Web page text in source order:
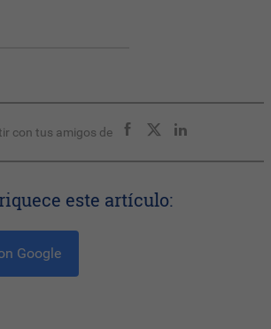
con tus amigos de
este artículo:
Google